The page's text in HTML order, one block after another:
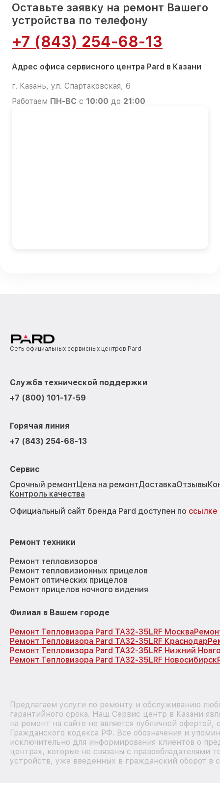
Оставьте заявку на ремонт Вашего
устройства по телефону
+7 (843) 254-68-13
Адрес офиса сервисного центра Pard в Казани
г. Казань, ул. Спартаковская, 6
Работаем ПН-ВС с 10:00 до 21:00
Сеть официальных сервисных центров Pard
Служба технической поддержки
+7 (800) 101-17-59
Горячая линия
+7 (843) 254-68-13
Сервис
Срочный ремонтЦена на ремонтДоставкаОтзывы
Контроль качества
Официальный сайт бренда Pard доступен по ссылке
Ремонт техники
Ремонт тепловизоров
Ремонт тепловизионных прицелов
Ремонт оптических прицелов
Ремонт прицелов ночного видения
Филиал в Вашем городе
Ремонт Тепловизора Pard TA32-35LRF Москва
Ремонт Тепловизора Pard TA32-35LRF Краснодар
Ремонт Тепловизора Pard TA32-35LRF Нижний
Ремонт Тепловизора Pard TA32-35LRF Новосибирск
Предлагаем услуги по ремонту и обслуживанию
гарантийного срока. Наш Сервис центр в Казани
на ремонт на сайте не является публичной
Гражданского кодекса РФ. Все обозначения и
исключительно для информирования клиентов о
центрах, которые не связаны с правообладателями
устройств, уже введенных в гражданский оборот в